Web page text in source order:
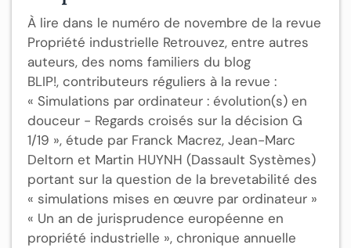
À lire dans le numéro de novembre de la revue
Propriété industrielle Retrouvez, entre autres
auteurs, des noms familiers du blog
BLIP!, contributeurs réguliers à la revue :
« Simulations par ordinateur : évolution(s) en
douceur - Regards croisés sur la décision G
1/19 », étude par Franck Macrez, Jean-Marc
Deltorn et Martin HUYNH (Dassault Systèmes)
portant sur la question de la brevetabilité des
« simulations mises en œuvre par ordinateur »
« Un an de jurisprudence européenne en
propriété industrielle », chronique annuelle